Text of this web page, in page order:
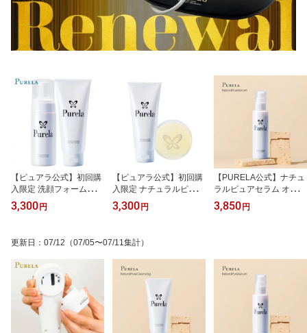
【ピュアラ公式】初回購
入限定 洗顔フォームセッ
ト《輝肌》クレンジング
＆ウォッシング 天然由来
3,300 円
【ピュアラ公式】初回購
入限定 ナチュラルピュア
クレンジング＆ナチュラ
ルピュアホワイトソー
3,300 円
【PURELA公式】ナチュ
ラルピュアセラム オール
インワン美容液 100ml
【男女兼用】エステサロ
3,850 円
更新日 ： 07/12 （07/05〜07/11集計）